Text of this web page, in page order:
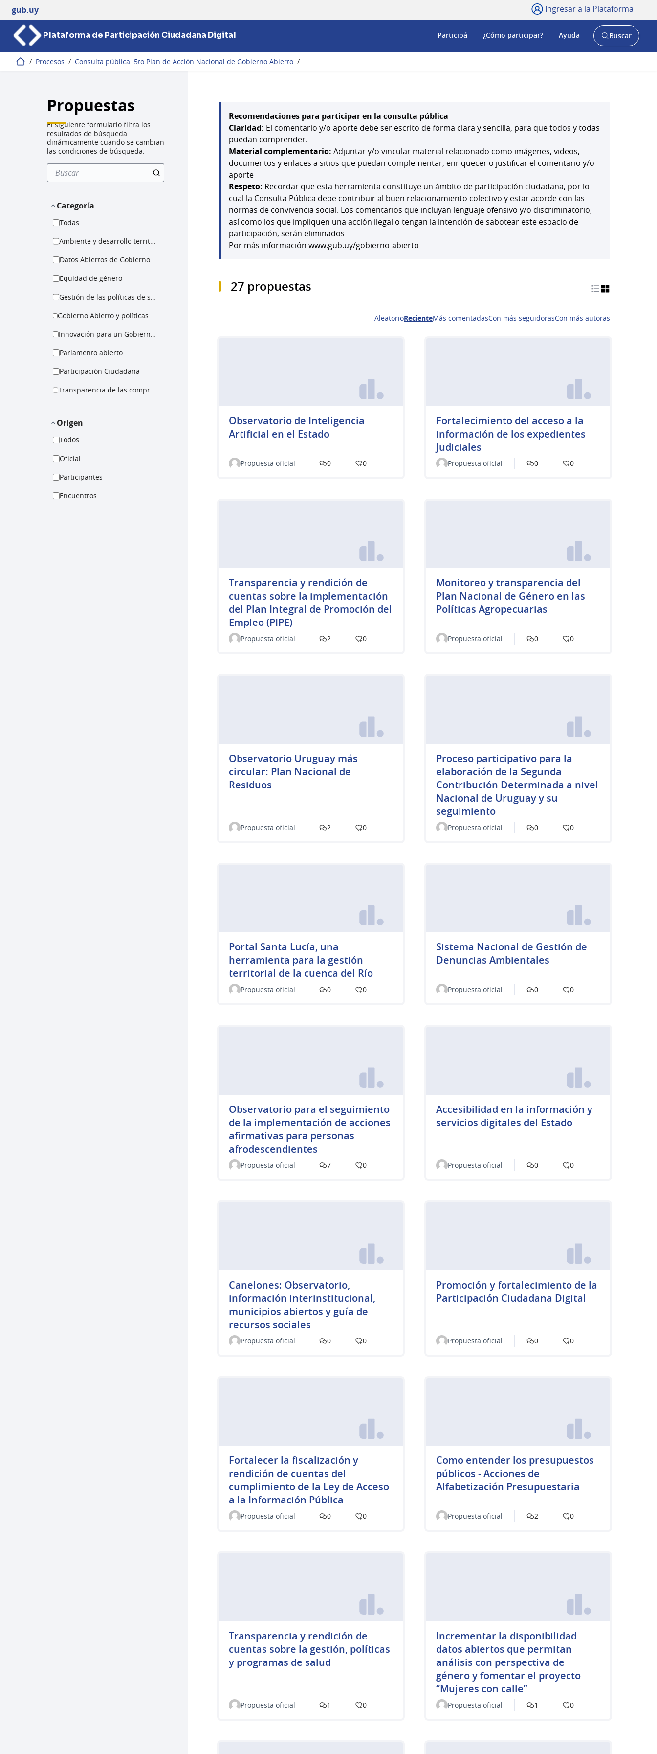
gub.uy Ingresar a la Plataforma
Plataforma de Participación Ciudadana Digital Participá ¿Cómo participar? Ayuda
AbrirBuscar
Inicio / Procesos / Consulta pública: 5to Plan de Acción Nacional de Gobierno Abierto /
Propuestas
El siguiente formulario filtra los
resultados de búsqueda
dinámicamente cuando se cambian
las condiciones de búsqueda.
Categoría
Todas
Ambiente y desarrollo territorial
Datos Abiertos de Gobierno
Equidad de género
Gestión de las políticas de salud
Gobierno Abierto y políticas para la igualdad
Innovación para un Gobierno Abierto
Parlamento abierto
Participación Ciudadana
Transparencia de las compras públicas
Origen
Todos
Oficial
Participantes
Encuentros
Recomendaciones para participar en la consulta pública
Claridad: El comentario y/o aporte debe ser escrito de forma clara y sencilla, para que todos y todas
puedan comprender.
Material complementario: Adjuntar y/o vincular material relacionado como imágenes, videos,
documentos y enlaces a sitios que puedan complementar, enriquecer o justificar el comentario y/o
aporte
Respeto: Recordar que esta herramienta constituye un ámbito de participación ciudadana, por lo
cual la Consulta Pública debe contribuir al buen relacionamiento colectivo y estar acorde con las
normas de convivencia social. Los comentarios que incluyan lenguaje ofensivo y/o discriminatorio,
así como los que impliquen una acción ilegal o tengan la intención de sabotear este espacio de
participación, serán eliminados
Por más información www.gub.uy/gobierno-abierto
27 propuestas
AleatorioRecienteMás comentadasCon más seguidorasCon más autoras
Observatorio de Inteligencia
Artificial en el Estado
Propuesta oficial 0 0
Fortalecimiento del acceso a la
información de los expedientes
Judiciales
Propuesta oficial 0 0
Transparencia y rendición de
cuentas sobre la implementación
del Plan Integral de Promoción del
Empleo (PIPE)
Propuesta oficial 2 0
Monitoreo y transparencia del
Plan Nacional de Género en las
Políticas Agropecuarias
Propuesta oficial 0 0
Observatorio Uruguay más
circular: Plan Nacional de
Residuos
Propuesta oficial 2 0
Proceso participativo para la
elaboración de la Segunda
Contribución Determinada a nivel
Nacional de Uruguay y su
seguimiento
Propuesta oficial 0 0
Portal Santa Lucía, una
herramienta para la gestión
territorial de la cuenca del Río
Propuesta oficial 0 0
Sistema Nacional de Gestión de
Denuncias Ambientales
Propuesta oficial 0 0
Observatorio para el seguimiento
de la implementación de acciones
afirmativas para personas
afrodescendientes
Propuesta oficial 7 0
Accesibilidad en la información y
servicios digitales del Estado
Propuesta oficial 0 0
Canelones: Observatorio,
información interinstitucional,
municipios abiertos y guía de
recursos sociales
Propuesta oficial 0 0
Promoción y fortalecimiento de la
Participación Ciudadana Digital
Propuesta oficial 0 0
Fortalecer la fiscalización y
rendición de cuentas del
cumplimiento de la Ley de Acceso
a la Información Pública
Propuesta oficial 0 0
Como entender los presupuestos
públicos - Acciones de
Alfabetización Presupuestaria
Propuesta oficial 2 0
Transparencia y rendición de
cuentas sobre la gestión, políticas
y programas de salud
Propuesta oficial 1 0
Incrementar la disponibilidad
datos abiertos que permitan
análisis con perspectiva de
género y fomentar el proyecto
“Mujeres con calle”
Propuesta oficial 1 0